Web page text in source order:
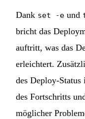
Dank set -e und
bricht das
auftritt, was das
erleichtert.
des Deploy-
des Fortschritts
möglicher